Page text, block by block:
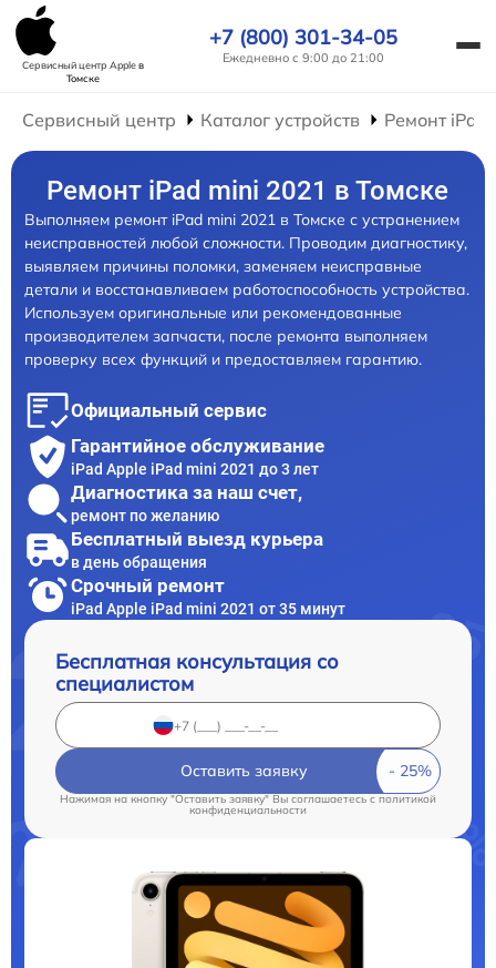
Сервисный центр Appleв
Томске
+7 (800) 301-34-05
Ежедневно с 9:00 до 21:00
Сервисный центр Каталог устройств Ремонт iPad
Ремонт iPad mini 2021 в Томске
Выполняем ремонт iPad mini 2021 в Томске с устранением
неисправностей любой сложности. Проводим диагностику,
выявляем причины поломки, заменяем неисправные
детали и восстанавливаем работоспособность устройства.
Используем оригинальные или рекомендованные
производителем запчасти, после ремонта выполняем
проверку всех функций и предоставляем гарантию.
Официальный сервис
Гарантийное обслуживание
iPad Apple iPad mini 2021 до 3 лет
Диагностика за наш счет,
ремонт по желанию
Бесплатный выезд курьера
в день обращения
Срочный ремонт
iPad Apple iPad mini 2021 от 35 минут
Бесплатная консультация со
специалистом
Оставить заявку
Нажимая на кнопку "Оставить заявку" Вы соглашаетесь cполитикой
конфиденциальности